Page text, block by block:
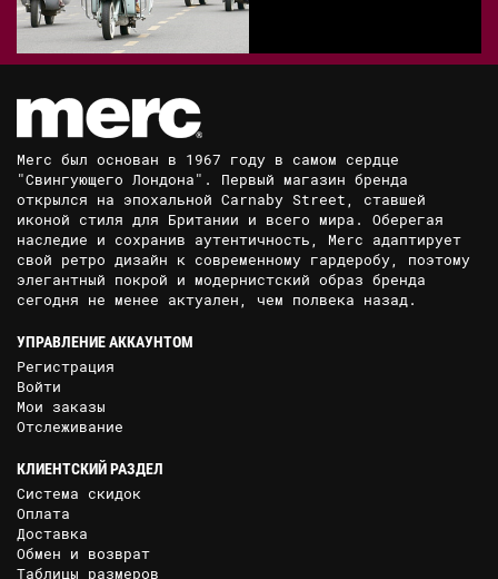
Merc был основан в 1967 году в самом сердце
"Свингующего Лондона". Первый магазин бренда
открылся на эпохальной Carnaby Street, ставшей
иконой стиля для Британии и всего мира. Оберегая
наследие и сохранив аутентичность, Merc адаптирует
свой ретро дизайн к современному гардеробу, поэтому
элегантный покрой и модернистский образ бренда
сегодня не менее актуален, чем полвека назад.
УПРАВЛЕНИЕ АККАУНТОМ
Регистрация
Войти
Мои заказы
Отслеживание
КЛИЕНТСКИЙ РАЗДЕЛ
Система скидок
Оплата
Доставка
Обмен и возврат
Таблицы размеров